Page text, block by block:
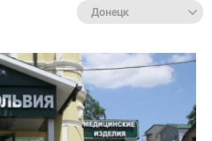
стабильностью в отношении
менее 19% и не зависит
крови.
цефепима обнаруживаются в моче,
экссудате волдыря, слизистом
предстательной железы,
жидкости при